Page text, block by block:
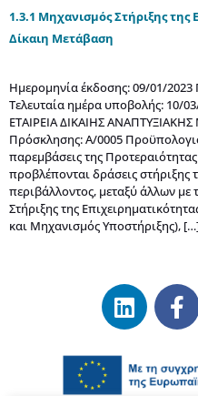
1.3.1 Μηχανισμός Στήριξης της
Δίκαιη Μετάβαση
Ημερομηνία έκδοσης: 09/01/
Τελευταία ημέρα υποβολής: 10/
ΕΤΑΙΡΕΙΑ ΔΙΚΑΙΗΣ
Πρόσκλησης: Α/0005
παρεμβάσεις της
πρoβλέπονται δράσεις στήριξης
περιβάλλοντος, μεταξύ άλλων
Στήριξης της
και Μηχανισμός Υποστήριξης),